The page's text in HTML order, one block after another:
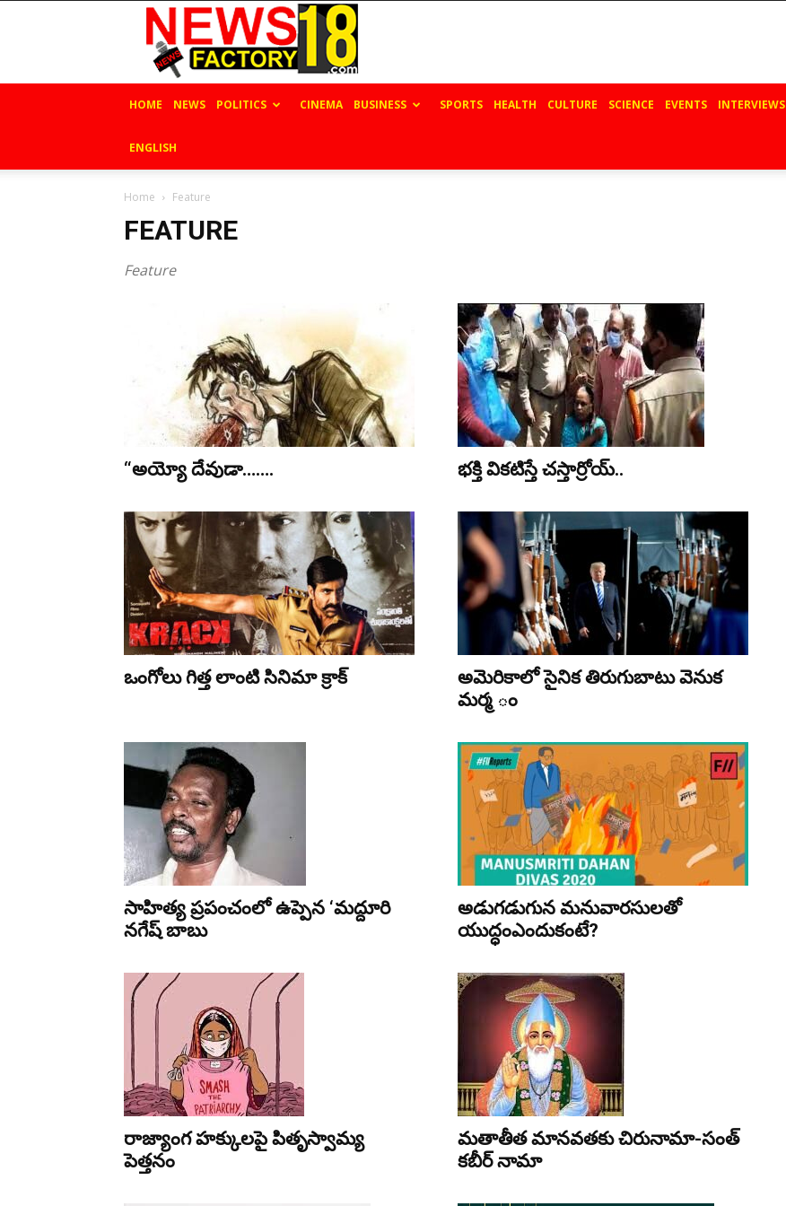
News
Factory
18
HOME NEWS POLITICS CINEMA BUSINESS SPORTS HEALTH CULTURE SCIENCE EVENTS INTERVIEWS
ENGLISH
Home Feature
FEATURE
Feature
“అయ్యో దేవుడా……. భ‌క్తి విక‌టిస్తే చ‌స్తార్రోయ్‌..
ఒంగోలు గిత్త లాంటి సినిమా క్రాక్
అమెరికాలో సైనిక తిరుగుబాటు వెనుక
మర్మ ం
సాహిత్య ప్రపంచంలో ఉప్పెన ‘మద్దూరి
నగేష్ బాబు
అడుగ‌డుగున మ‌నువార‌సుల‌తో
యుద్ధంఎందుకంటే?
రాజ్యాంగ హక్కులపై పితృస్వామ్య
పెత్తనం
మతాతీత మానవతకు చిరునామా-సంత్
కబీర్ నామా